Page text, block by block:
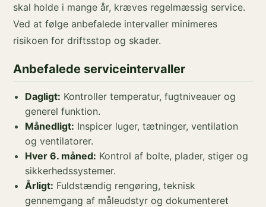
skal holde i mange år, kræves regelmæssig service.
Ved at følge anbefalede intervaller minimeres
risikoen for driftsstop og skader.
Anbefalede serviceintervaller
Dagligt: Kontroller temperatur, fugtniveauer og
generel funktion.
Månedligt: Inspicer luger, tætninger, ventilation
og ventilatorer.
Hver 6. måned: Kontrol af bolte, plader, stiger og
sikkerhedssystemer.
Årligt: Fuldstændig rengøring, teknisk
gennemgang af måleudstyr og dokumenteret